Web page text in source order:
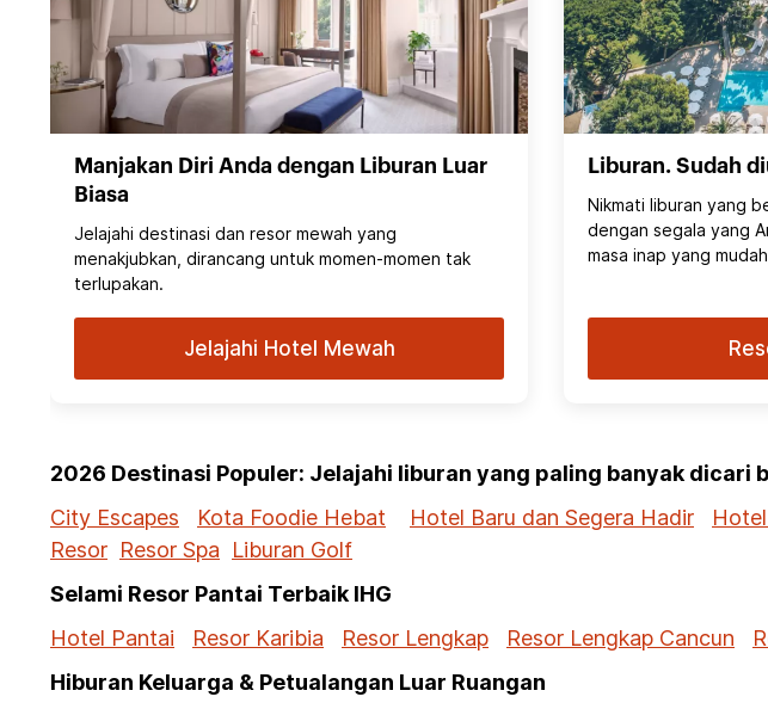
Manjakan Diri Anda dengan Liburan Luar
Biasa
Jelajahi destinasi dan resor mewah yang
menakjubkan, dirancang untuk momen-momen tak
terlupakan.
Jelajahi Hotel Mewah
Liburan. Sudah
Nikmati liburan yang
dengan segala yang
masa inap yang
2026 Destinasi Populer: Jelajahi liburan yang paling banyak dicari
City Escapes
Kota Foodie Hebat Hotel Baru dan Segera Hadir
Resor Resor Spa
Liburan Golf
Selami Resor Pantai Terbaik IHG
Hotel Pantai
Resor Karibia Resor Lengkap Resor Lengkap Cancun
Hiburan Keluarga & Petualangan Luar Ruangan